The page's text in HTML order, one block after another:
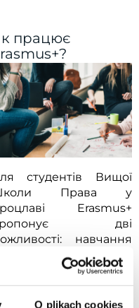
O plikach cookies
працює
студентів Вищої
Права у
Erasmus+
дві
навчання
кордоном і
в одному з